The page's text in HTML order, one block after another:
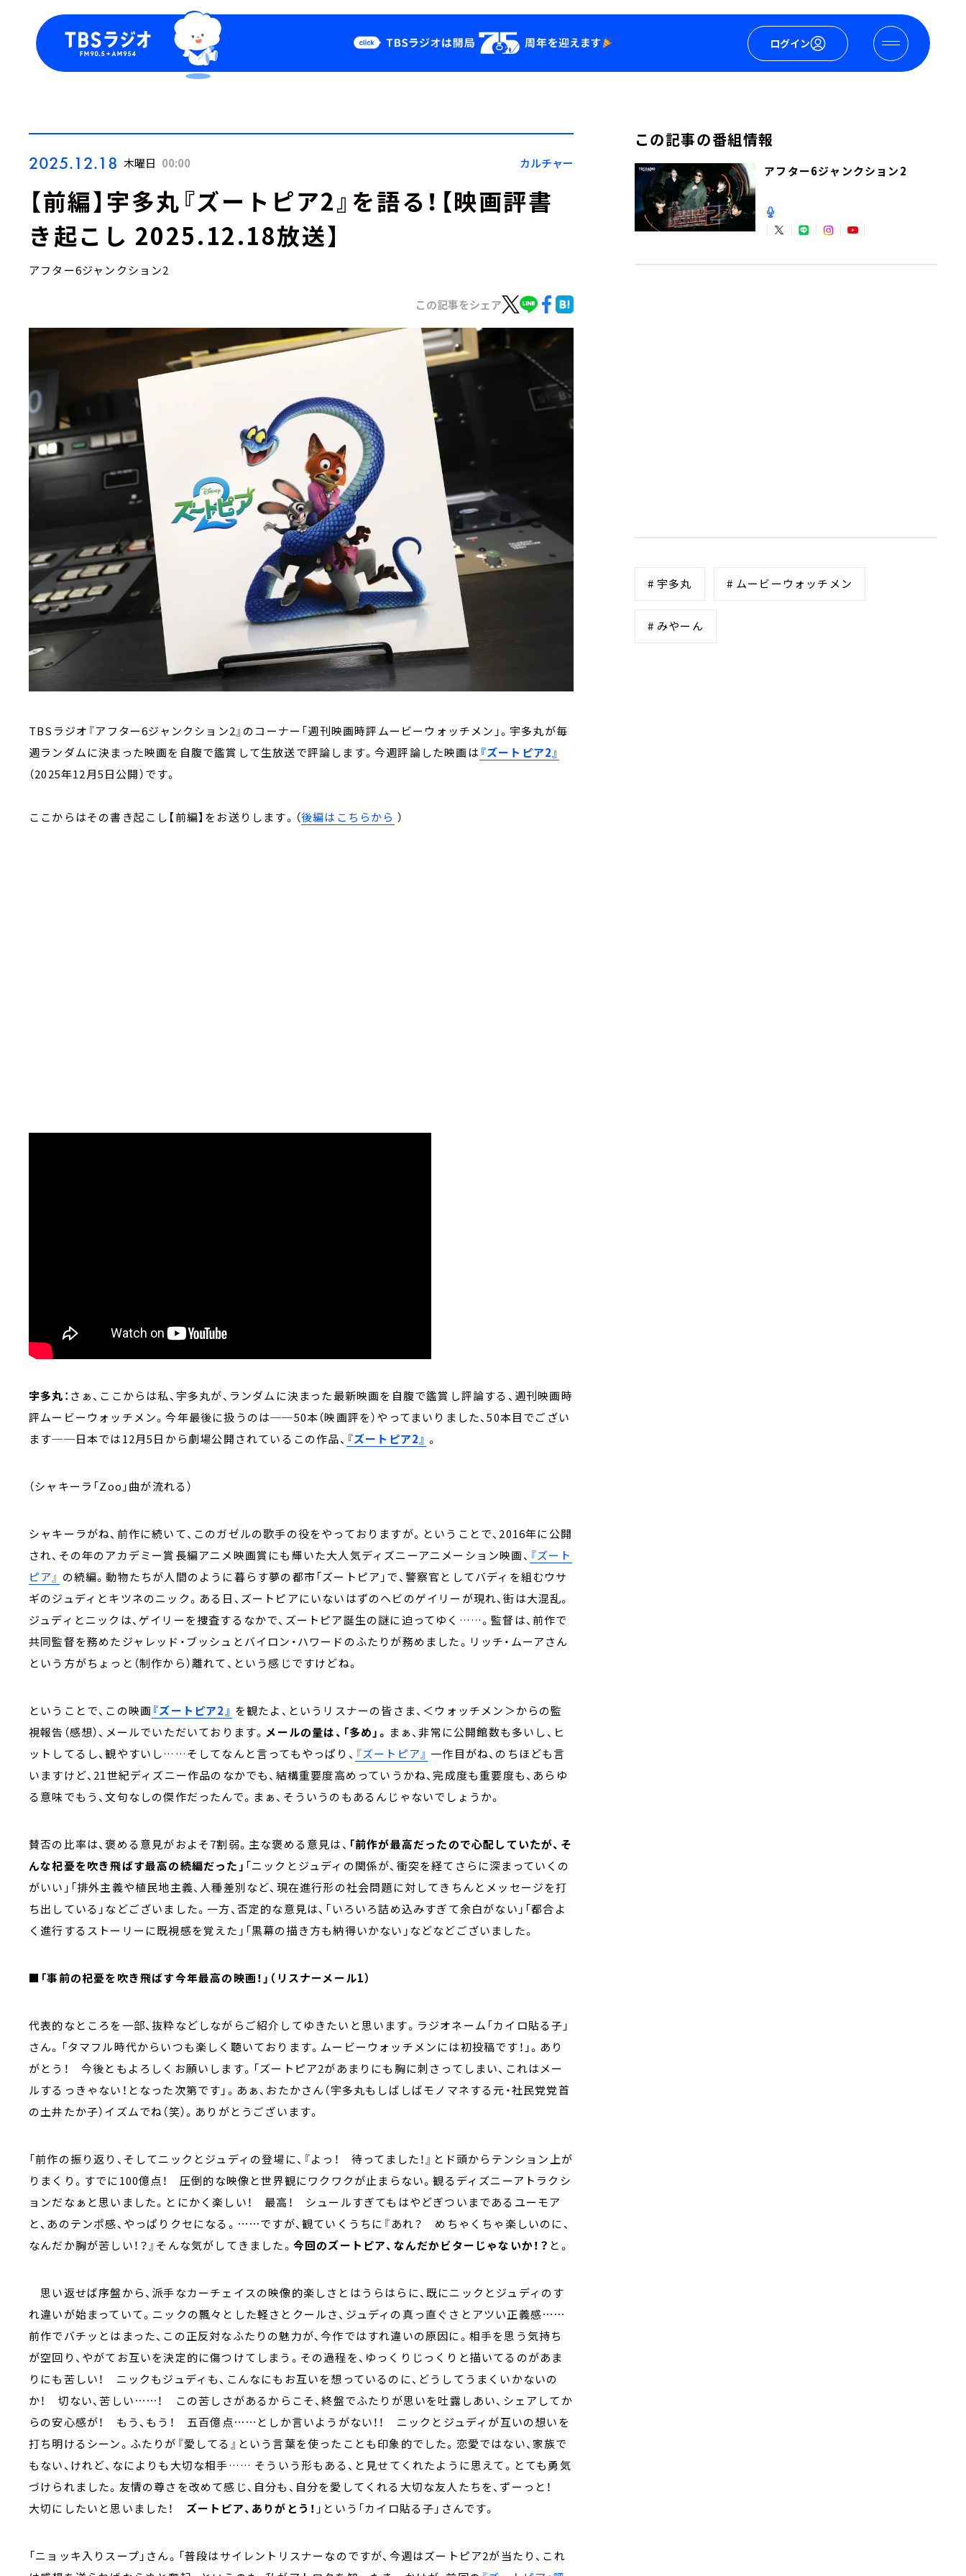
ログイン
Podcast
YouTube
2025.12.18 木曜日 00:00 カルチャー
【前編】宇多丸『ズートピア2』を語る！【映画評書
き起こし 2025.12.18放送】
アフター6ジャンクション2
この記事をシェア
TBSラジオ『アフター6ジャンクション2』のコーナー「週刊映画時評ムービーウォッチメン」。宇多丸が毎
週ランダムに決まった映画を自腹で鑑賞して生放送で評論します。今週評論した映画は 『ズートピア2』
（2025年12月5日公開）です。
ここからはその書き起こし【前編】をお送りします。（後編はこちらから ）
宇多丸： さぁ、ここからは私、宇多丸が、ランダムに決まった最新映画を自腹で鑑賞し評論する、週刊映画時
評ムービーウォッチメン。今年最後に扱うのは──50本（映画評を）やってまいりました、50本目でござい
ます──日本では12月5日から劇場公開されているこの作品、 『ズートピア2』 。
（シャキーラ「Zoo」曲が流れる）
シャキーラがね、前作に続いて、このガゼルの歌手の役をやっておりますが。ということで、2016年に公開
され、その年のアカデミー賞長編アニメ映画賞にも輝いた大人気ディズニーアニメーション映画、 『ズート
ピア』 の続編。動物たちが人間のように暮らす夢の都市「ズートピア」で、警察官としてバディを組むウサ
ギのジュディとキツネのニック。ある日、ズートピアにいないはずのヘビのゲイリーが現れ、街は大混乱。
ジュディとニックは、ゲイリーを捜査するなかで、ズートピア誕生の謎に迫ってゆく……。監督は、前作で
共同監督を務めたジャレッド・ブッシュとバイロン・ハワードのふたりが務めました。リッチ・ムーアさん
という方がちょっと（制作から）離れて、という感じですけどね。
ということで、この映画『ズートピア2』 を観たよ、というリスナーの皆さま、＜ウォッチメン＞からの監
視報告（感想）、メールでいただいております。 メールの量は、「多め」。 まぁ、非常に公開館数も多いし、ヒ
ットしてるし、観やすいし……そしてなんと言ってもやっぱり、 『ズートピア』 一作目がね、のちほども言
いますけど、21世紀ディズニー作品のなかでも、結構重要度高めっていうかね、完成度も重要度も、あらゆ
る意味でもう、文句なしの傑作だったんで。まぁ、そういうのもあるんじゃないでしょうか。
賛否の比率は、褒める意見がおよそ7割弱。主な褒める意見は、 「前作が最高だったので心配していたが、そ
んな杞憂を吹き飛ばす最高の続編だった」 「ニックとジュディの関係が、衝突を経てさらに深まっていくの
がいい」「排外主義や植民地主義、人種差別など、現在進行形の社会問題に対してきちんとメッセージを打
ち出している」などございました。一方、否定的な意見は、「いろいろ詰め込みすぎて余白がない」「都合よ
く進行するストーリーに既視感を覚えた」「黒幕の描き方も納得いかない」などなどございました。
■「事前の杞憂を吹き飛ばす今年最高の映画！」（リスナーメール1）
代表的なところを一部、抜粋などしながらご紹介してゆきたいと思います。ラジオネーム「カイロ貼る子」
さん。「タマフル時代からいつも楽しく聴いております。ムービーウォッチメンには初投稿です！」。あり
がとう！ 今後ともよろしくお願いします。「ズートピア2があまりにも胸に刺さってしまい、これはメー
ルするっきゃない！となった次第です」。あぁ、おたかさん（宇多丸もしばしばモノマネする元・社民党党首
の土井たか子）イズムでね（笑）。ありがとうございます。
「前作の振り返り、そしてニックとジュディの登場に、『よっ！ 待ってました！』とド頭からテンション上が
りまくり。すでに100億点！ 圧倒的な映像と世界観にワクワクが止まらない。観るディズニーアトラクシ
ョンだなぁと思いました。とにかく楽しい！ 最高！ シュールすぎてもはやどぎついまであるユーモア
と、あのテンポ感、やっぱりクセになる。⋯⋯ですが、観ていくうちに『あれ？ めちゃくちゃ楽しいのに、
なんだか胸が苦しい！？』そんな気がしてきました。 今回のズートピア、なんだかビターじゃないか！？ と。
思い返せば序盤から、派手なカーチェイスの映像的楽しさとはうらはらに、既にニックとジュディのす
れ違いが始まっていて。ニックの飄々とした軽さとクールさ、ジュディの真っ直ぐさとアツい正義感⋯⋯
前作でバチッとはまった、この正反対なふたりの魅力が、今作ではすれ違いの原因に。相手を思う気持ち
が空回り、やがてお互いを決定的に傷つけてしまう。その過程を、ゆっくりじっくりと描いてるのがあま
りにも苦しい！ ニックもジュディも、こんなにもお互いを想っているのに、どうしてうまくいかないの
か！ 切ない、苦しい⋯⋯！ この苦しさがあるからこそ、終盤でふたりが思いを吐露しあい、シェアしてか
らの安心感が！ もう、もう！ 五百億点⋯⋯としか言いようがない！！ ニックとジュディが互いの想いを
打ち明けるシーン。ふたりが『愛してる』という言葉を使ったことも印象的でした。恋愛ではない、家族で
もない、けれど、なによりも大切な相手…… そういう形もある、と見せてくれたように思えて。とても勇気
づけられました。友情の尊さを改めて感じ、自分も、自分を愛してくれる大切な友人たちを、ずーっと！
大切にしたいと思いました！ ズートピア、ありがとう！ 」という「カイロ貼る子」さんです。
「ニョッキ入りスープ」さん。「普段はサイレントリスナーなのですが、今週はズートピア2が当たり、これ
この記事の番組情報
アフター6ジャンクション2
# 宇多丸 # ムービーウォッチメン
# みやーん